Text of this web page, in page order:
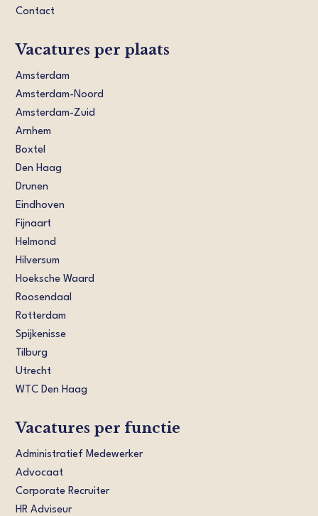
Contact
Vacatures per plaats
Amsterdam
Amsterdam-Noord
Amsterdam-Zuid
Arnhem
Boxtel
Den Haag
Drunen
Eindhoven
Fijnaart
Helmond
Hilversum
Hoeksche Waard
Roosendaal
Rotterdam
Spijkenisse
Tilburg
Utrecht
WTC Den Haag
Vacatures per functie
Administratief Medewerker
Advocaat
Corporate Recruiter
HR Adviseur